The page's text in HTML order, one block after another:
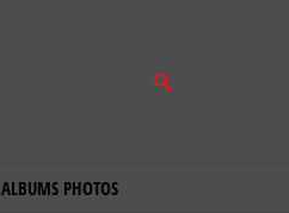
ALBUMS PHOTOS